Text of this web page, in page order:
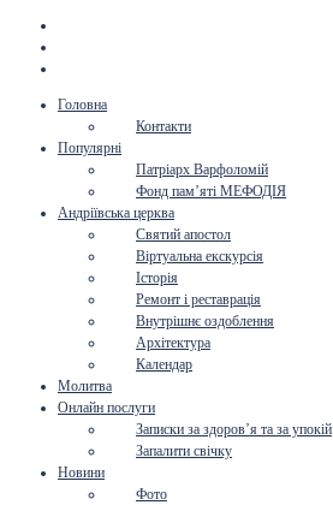
Головна
Контакти
Популярні
Патріарх Варфоломій
Фонд пам’яті МЕФОДІЯ
Андріївська церква
Святий апостол
Віртуальна екскурсія
Історія
Ремонт і реставрація
Внутрішнє оздоблення
Архітектура
Календар
Молитва
Онлайн послуги
Записки за здоров’я та за упокій
Запалити свічку
Новини
Фото